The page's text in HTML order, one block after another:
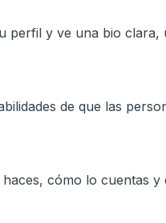
perfil y ve una bio
de que las
cómo lo cuentas y